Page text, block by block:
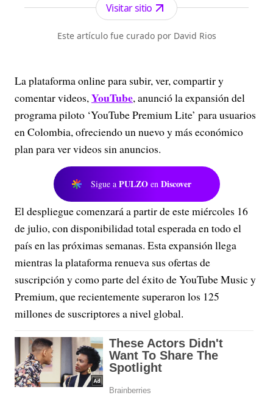
Visitar sitio
Este artículo fue curado por David Rios
La plataforma online para subir, ver, compartir y
comentar videos,YouTube, anunció la expansión del
programa piloto ‘YouTube Premium Lite’ para usuarios
en Colombia, ofreciendo un nuevo y más económico
plan para ver videos sin anuncios.
Sigue a PULZO en Discover
El despliegue comenzará a partir de este miércoles 16
de julio, con disponibilidad total esperada en todo el
país en las próximas semanas. Esta expansión llega
mientras la plataforma renueva sus ofertas de
suscripción y como parte del éxito de YouTube Music y
Premium, que recientemente superaron los 125
millones de suscriptores a nivel global.